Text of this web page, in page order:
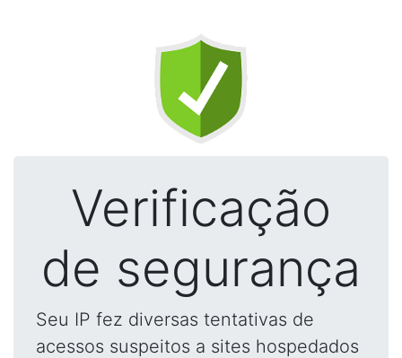
Verificação
de segurança
Seu IP fez diversas tentativas de
acessos suspeitos a sites hospedados